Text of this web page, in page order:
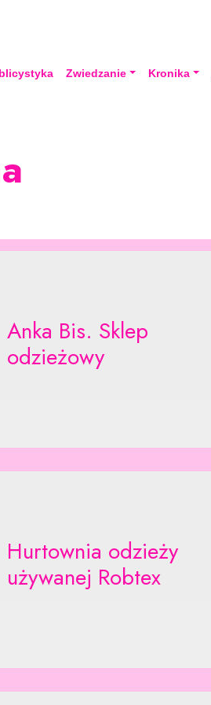
Zwiedzanie Kronika
Anka Bis. Sklep
odzieżowy
Hurtownia odzieży
używanej Robtex